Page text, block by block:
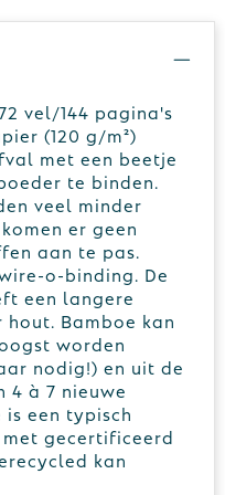
vel/144 pagina's
(120 g/m²)
met een beetje
te binden.
veel minder
er geen
aan te pas.
o-binding. De
een langere
Bamboe kan
worden
nodig!) en uit de
4 à 7 nieuwe
een typisch
gecertificeerd
kan